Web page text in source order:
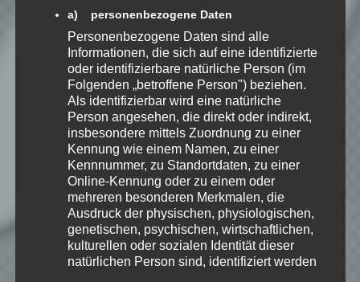
Benachrichtige mich über neue
Beiträge via E-Mail.
Speedy
Ich spiele leidenschaftlich
gerne Strategie, Aufbau und
Puzzle-Spiele. Als Gründer
von Kellerkind.org biete ich
Berichte zu meinen Spiele-Favoriten und
Tutorials zu Themen rund um Web-
Entwicklung.
a) personenbezogene Daten
Personenbezogene Daten sind alle
Informationen, die sich auf eine identifizierte
oder identifizierbare natürliche Person (im
Folgenden „betroffene Person") beziehen.
Als identifizierbar wird eine natürliche
Person angesehen, die direkt oder indirekt,
insbesondere mittels Zuordnung zu einer
Kennung wie einem Namen, zu einer
Kennnummer, zu Standortdaten, zu einer
Online-Kennung oder zu einem oder
mehreren besonderen Merkmalen, die
Ausdruck der physischen, physiologischen,
genetischen, psychischen, wirtschaftlichen,
kulturellen oder sozialen Identität dieser
natürlichen Person sind, identifiziert werden